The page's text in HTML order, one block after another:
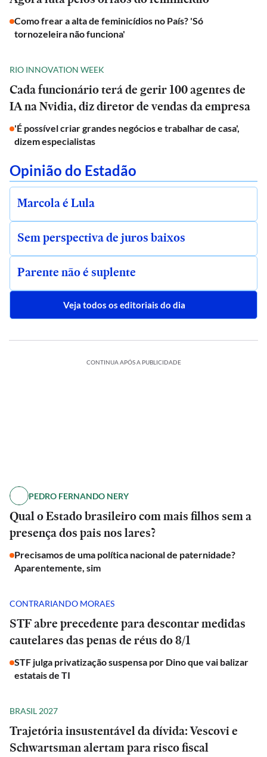
Como frear a alta de feminicídios no País? 'Só
tornozeleira não funciona'
RIO INNOVATION WEEK
Cada funcionário terá de gerir 100 agentes de
IA na Nvidia, diz diretor de vendas da empresa
'É possível criar grandes negócios e trabalhar de casa',
dizem especialistas
Opinião do Estadão
Marcola é Lula
Sem perspectiva de juros baixos
Parente não é suplente
Veja todos os editoriais do dia
CONTINUA APÓS A PUBLICIDADE
PEDRO FERNANDO NERY
Qual o Estado brasileiro com mais filhos sem a
presença dos pais nos lares?
Precisamos de uma política nacional de paternidade?
Aparentemente, sim
CONTRARIANDO MORAES
STF abre precedente para descontar medidas
cautelares das penas de réus do 8/1
STF julga privatização suspensa por Dino que vai balizar
estatais de TI
BRASIL 2027
Trajetória insustentável da dívida: Vescovi e
Schwartsman alertam para risco fiscal